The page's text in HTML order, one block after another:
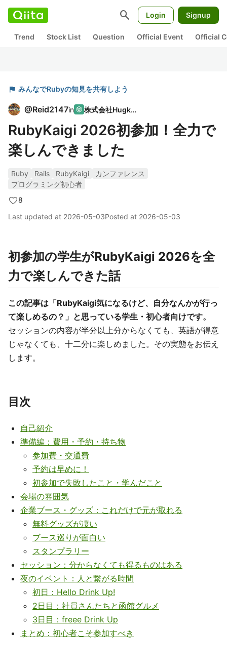
search Login Signup
Trend Stock List Question Official Event Official
flag みんなでRubyの知見を共有しよう
@Reid2147in 株式会社Hugkun
RubyKaigi 2026初参加！全力で
楽しんできました
Ruby Rails RubyKaigi
カンファレンス
プログラミング初心者
8
Last updated at 2026-05-03Posted at 2026-05-03
初参加の学生がRubyKaigi 2026を全
力で楽しんできた話
この記事は「RubyKaigi気になるけど、自分なんかが行っ
て楽しめるの？」と思っている学生・初心者向けです。
セッションの内容が半分以上分からなくても、英語が得意
じゃなくても、十二分に楽しめました。その実態をお伝え
します。
目次
自己紹介
準備編：費用・予約・持ち物
参加費・交通費
予約は早めに！
初参加で失敗したこと・学んだこと
会場の雰囲気
企業ブース・グッズ：これだけで元が取れる
無料グッズが凄い
ブース巡りが面白い
スタンプラリー
セッション：分からなくても得るものはある
夜のイベント：人と繋がる時間
初日：Hello Drink Up!
2日目：社員さんたちと函館グルメ
3日目：freee Drink Up
まとめ：初心者こそ参加すべき